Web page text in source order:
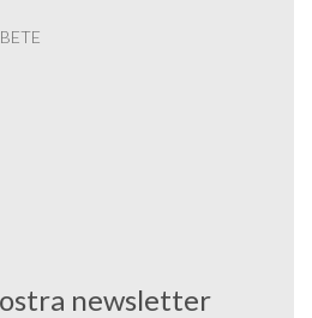
newsletter